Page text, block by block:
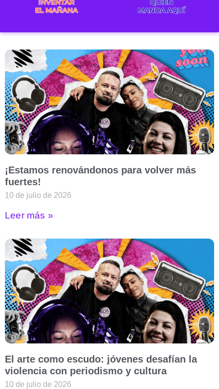
¡Estamos renovándonos para volver más
fuertes!
10 de julio de 2026
Leer más »
El arte como escudo: jóvenes desafían la
violencia con periodismo y cultura
10 de julio de 2026